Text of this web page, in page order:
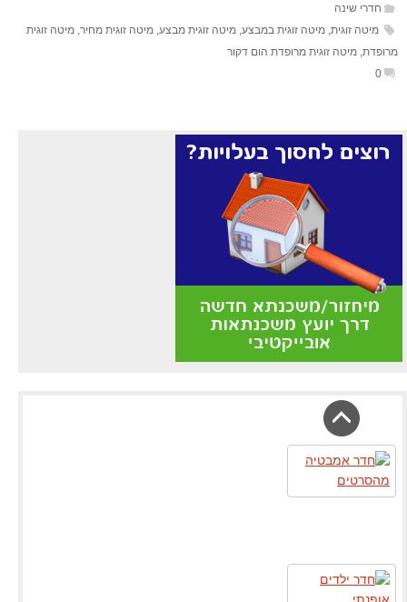
חדרי שינה
מיטה זוגית, מיטה זוגית במבצע, מיטה זוגית מבצע, מיטה זוגית מחיר, מיטה זוגית
מרופדת מיטה זוגית מרופדת הום דקור
0